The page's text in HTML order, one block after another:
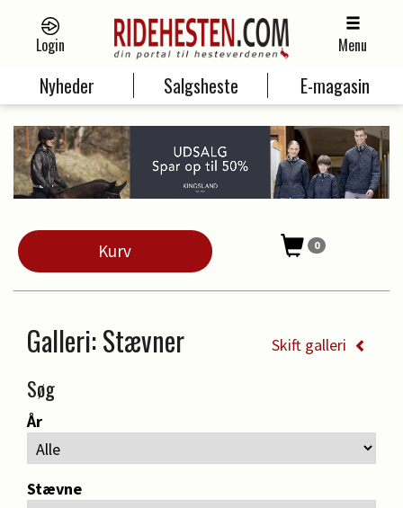
Login Menu
Nyheder Salgsheste E-magasin
Kurv 0
Galleri: Stævner Skift galleri
Søg
År
Stævne